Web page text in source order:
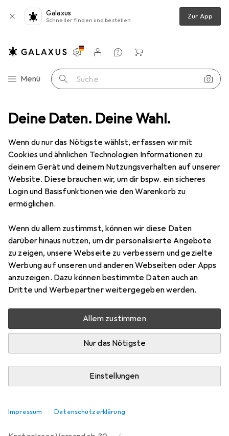
Deine Daten. Deine Wahl.
Wenn du nur das Nötigste wählst, erfassen wir mit
Cookies und ähnlichen Technologien Informationen zu
deinem Gerät und deinem Nutzungsverhalten auf unserer
Website. Diese brauchen wir, um dir bspw. ein sicheres
Login und Basisfunktionen wie den Warenkorb zu
ermöglichen.
Wenn du allem zustimmst, können wir diese Daten
darüber hinaus nutzen, um dir personalisierte Angebote
zu zeigen, unsere Webseite zu verbessern und gezielte
Werbung auf unseren und anderen Webseiten oder Apps
anzuzeigen. Dazu können bestimmte Daten auch an
Dritte und Werbepartner weitergegeben werden.
Allem zustimmen
Nur das Nötigste
Einstellungen
Impressum Datenschutzerklärung
Galaxus
Schneller finden und bestellen Zur App
Navigation nach Kategorien
Menü Suche
Einstellungen
Kundenkonto
Vergleichslisten
Merklisten
Warenkorb
+ Türgarnitur Glutz Piatto Schlüsselrosetten 51033 innen
8 Bilder
GlutzPiatto Schlüsselrosetten 51033
innen
Türrosette
Preis in EUR inkl. MwSt.
EUR
25,90
1
Bewertungen Marke
Mehr von Glutz
Mehr als 10 Stück an Lager beim Lieferanten
Lieferort angeben für genaue Lieferzeit
In den Warenkorb
Vergleichen